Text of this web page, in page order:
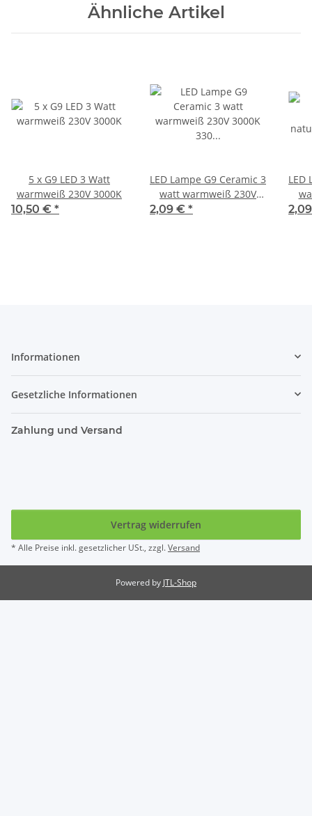
Ähnliche Artikel
5 x G9 LED 3 Watt
warmweiß 230V 3000K
10,50 € *
LED Lampe G9 Ceramic 3
watt warmweiß 230V
3000K 330 Lumen
2,09 € *
LED
Informationen
Gesetzliche Informationen
Zahlung und Versand
Vertrag widerrufen
* Alle Preise inkl. gesetzlicher USt., zzgl.Versand
Powered by JTL-Shop